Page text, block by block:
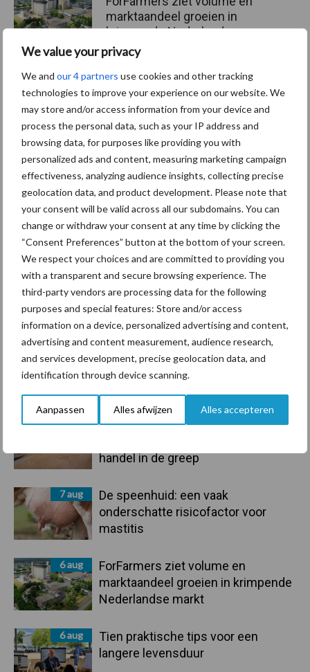
We value your privacy
We and our 4 partners use cookies and other tracking
technologies to improve your experience on our website. We
may store and/or access information from your device and
process the personal data, such as your IP address and
browsing data, for purposes like providing you with
personalized ads and content, measuring marketing campaign
effectiveness, analyzing audience insights, collecting precise
geolocation data, and product development. Please note that
your consent will be valid across all our subdomains. You can
change or withdraw your consent at any time by clicking the
“Consent Preferences” button at the bottom of your screen.
We respect your choices and are committed to providing you
with a transparent and secure browsing experience. The
third-party vendors are processing data for the following
purposes and special features: Store and/or access
information on a device, personalized advertising and content,
advertising and content measurement, audience research,
and services development, precise geolocation data, and
identification through device scanning.
Aanpassen Alles afwijzen Alles accepteren
Primaire
Sidebar
7 aug
Grondstoffenmarkt blijft grillig:
handel in de greep
7 aug
De speenhuid: een vaak
onderschatte risicofactor voor
mastitis
6 aug
ForFarmers ziet volume en
marktaandeel groeien in krimpende
Nederlandse markt
6 aug
Tien praktische tips voor een
langere levensduur
marktaandeel groeien in
krimpende Nederlandse
markt
Themapagina's
Diergezondheid Bemesting Fokkerij
Derogatie Fosfaatrechten
Toon meer